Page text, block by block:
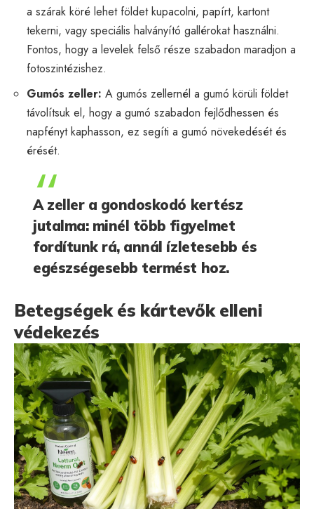
a szárak köré lehet földet kupacolni, papírt, kartont
tekerni, vagy speciális halványító gallérokat használni.
Fontos, hogy a levelek felső része szabadon maradjon a
fotoszintézishez.
Gumós zeller: A gumós zellernél a gumó körüli földet
távolítsuk el, hogy a gumó szabadon fejlődhessen és
napfényt kaphasson, ez segíti a gumó növekedését és
érését.
A zeller a gondoskodó kertész
jutalma: minél több figyelmet
fordítunk rá, annál ízletesebb és
egészségesebb termést hoz.
Betegségek és kártevők elleni
védekezés